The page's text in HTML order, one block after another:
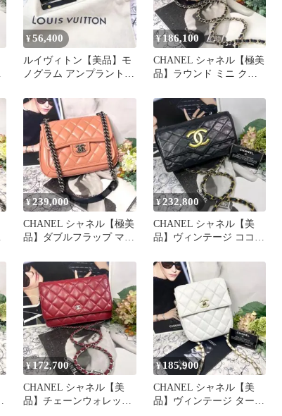
¥56,400
ルイヴィトン【美品】モ
ノグラム アンプラント
¥186,100
CHANEL シャネル【極美
品】ラウンド ミニ クラ
ー
¥239,000
CHANEL シャネル【極美
品】ダブルフラップ マト
¥232,800
CHANEL シャネル【美
品】ヴィンテージ ココマ
ン
¥172,700
CHANEL シャネル【美
品】チェーンウォレット
¥185,900
CHANEL シャネル【美
品】ヴィンテージ ターン